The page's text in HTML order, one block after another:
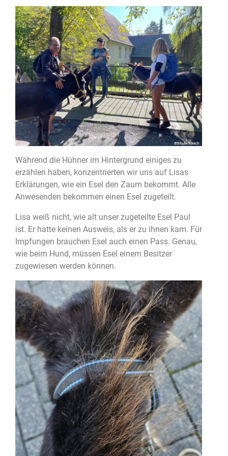
Während die Hühner im Hintergrund einiges zu
erzählen haben, konzentrierten wir uns auf Lisas
Erklärungen, wie ein Esel den Zaum bekommt. Alle
Anwesenden bekommen einen Esel zugeteilt.
Lisa weiß nicht, wie alt unser zugeteilte Esel Paul
ist. Er hatte keinen Ausweis, als er zu ihnen kam. Für
Impfungen brauchen Esel auch einen Pass. Genau,
wie beim Hund, müssen Esel einem Besitzer
zugewiesen werden können.